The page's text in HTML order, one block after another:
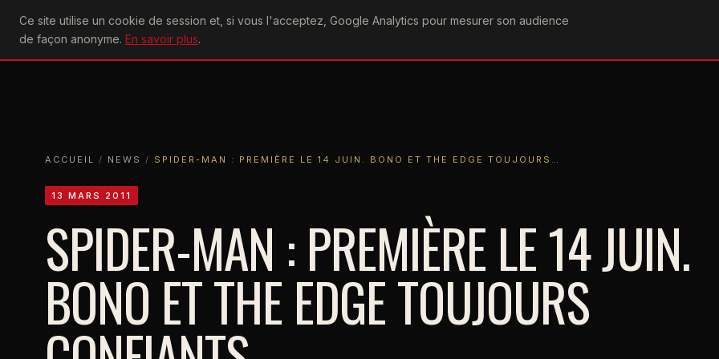
Ce site utilise un cookie de session et, si vous l'acceptez, Google Analytics pour mesurer son audience
de façon anonyme. En savoir plus.
U2achtung
ACCUEIL
ACTU CONCERTS DISCOGRAPHIEPAROLESVIDÉOGRAPHIEFORUMS
ACCUEIL / NEWS / SPIDER-MAN : PREMIÈRE LE 14 JUIN. BONO ET THE EDGE TOUJOURS…
13 MARS 2011
SPIDER-MAN : PREMIÈRE LE 14 JUIN.
BONO ET THE EDGE TOUJOURS